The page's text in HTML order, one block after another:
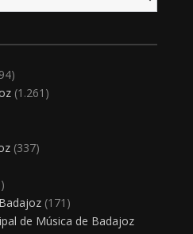
(1.261)
(337)
(171)
de Música de Badajoz